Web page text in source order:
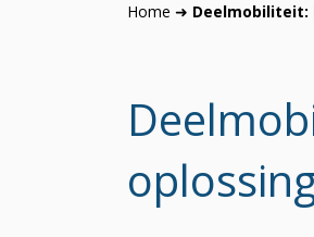
Home ➜ Deelmobiliteit: